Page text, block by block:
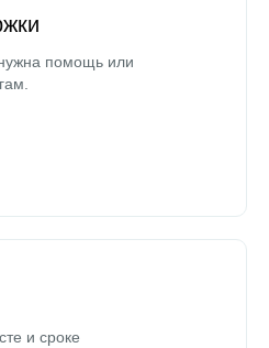
помощь или
и сроке